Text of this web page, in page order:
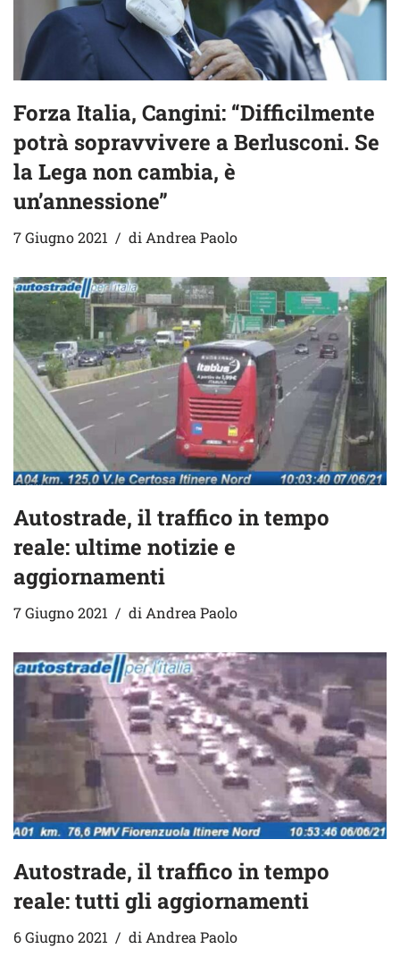
Forza Italia, Cangini: “Difficilmente
potrà sopravvivere a Berlusconi. Se
la Lega non cambia, è
un’annessione”
7 Giugno 2021 diAndrea Paolo
Autostrade, il traffico in tempo
reale: ultime notizie e
aggiornamenti
7 Giugno 2021 di Andrea Paolo
Autostrade, il traffico in tempo
reale: tutti gli aggiornamenti
6 Giugno 2021 di Andrea Paolo